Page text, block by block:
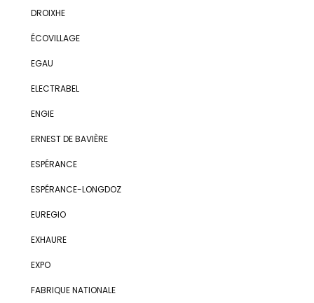
DROIXHE
ÉCOVILLAGE
EGAU
ELECTRABEL
ENGIE
ERNEST DE BAVIÈRE
ESPÉRANCE
ESPÉRANCE-LONGDOZ
EUREGIO
EXHAURE
EXPO
FABRIQUE NATIONALE